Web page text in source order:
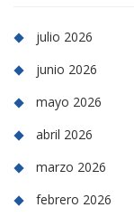
julio 2026
junio 2026
mayo 2026
abril 2026
marzo 2026
febrero 2026